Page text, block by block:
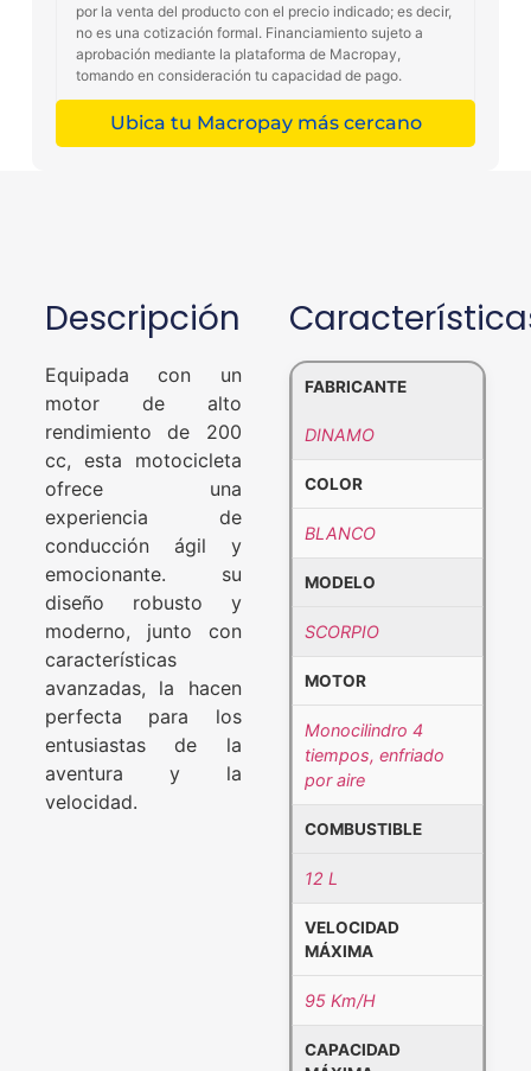
por la venta del producto con el precio indicado; es decir,
no es una cotización formal. Financiamiento sujeto a
aprobación mediante la plataforma de Macropay,
tomando en consideración tu capacidad de pago.
Ubica tu Macropay más cercano
Descripción
Equipada con un
motor de alto
rendimiento de 200
cc, esta motocicleta
ofrece una
experiencia de
conducción ágil y
emocionante. su
diseño robusto y
moderno, junto con
características
avanzadas, la hacen
perfecta para los
entusiastas de la
aventura y la
velocidad.
FABRICANTE
DINAMO
COLOR
BLANCO
MODELO
SCORPIO
MOTOR
Monocilindro 4
tiempos, enfriado
por aire
COMBUSTIBLE
12 L
VELOCIDAD
MÁXIMA
95 Km/H
CAPACIDAD